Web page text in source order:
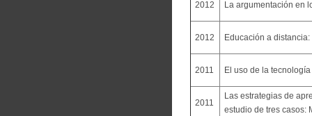
2012 La argumentación en
2012 Educación a
2011 El uso de la
2011
Las estrategias de
estudio de tres casos: